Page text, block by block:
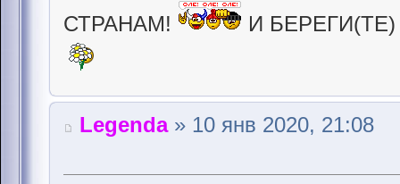
СТРАНАМ!
И
Legenda» 10 янв 2020, 21:08